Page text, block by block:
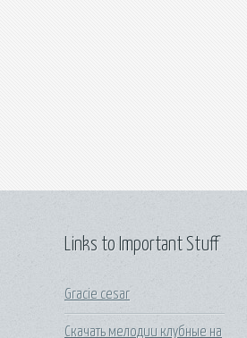
Links to Important Stuff
Gracie cesar
Скачать мелодии клубные на